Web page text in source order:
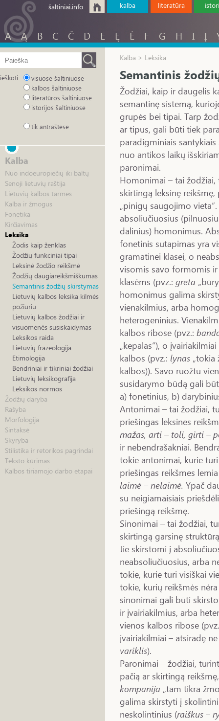
šaltiniai.info kalba literatūra
A Ą B C Č D E Ę Ė F G H I Į
ieškoti
visuose šaltiniuose
kalbos šaltiniuose
literatūros šaltiniuose
istorijos šaltiniuose
tik antraštėse
Kalba
Nuo indoeuropiečių iki baltų
Senoji lietuvių raštija
Lietuvių kalbos tarmės
Kalba ir žmogus
Fonetika
Kirčiavimas
Leksika
Žodis kaip ženklas
Žodžių funkciniai tipai
Leksinė žodžio reikšmė
Žodžių daugiareikšmiškumas
Semantinis žodžių skirstymas
Lietuvių kalbos leksika kilmės
požiūriu
Lietuvių kalbos žodžiai ir
visuomenės susiskaidymas
Leksikos raida
Lietuvių frazeologija
Etimologija
Bendriniai ir tikriniai žodžiai
Lietuvių leksikografija
Leksikos normos
Žodžių daryba
Rašyba
Morfologija
Sintaksė
Skyryba
Stilistika ir retorikos pagrindai
Teksto kūrimas
Kalbos tiriamojo darbo etapai
Kalba > Leksika
Semantinis
Žodžiai, kaip ir daugelis
semantinę sistemą,
grupės bei tipai. Tarp
ar tipus, gali būti tiek
paradigminiais
nuo antikos laikų
paronimai.
Homonimai – tai
skirtingą leksinę
„pinigų saugojimo
absoliučiuosius
dalinius) homonimus.
fonetinis sutapimas yra
gramatinei klasei, o
visomis savo formomis
klasėms (pvz.: greta
homonimus galima
vienakilmius, arba
heterogeninius.
kalbos ribose (pvz.:
„kepalas“), o
kalbos (pvz.: lynas „tokia
kalbos)). Savo ruožtu
susidarymo būdą gali
a) fonetinius, b)
Antonimai – tai žodžiai,
priešingas leksines
mažas, arti – toli, girti –
ir nebendrašakniai.
tokie antonimai, kurie
priešingas reikšmes
laimė – nelaimė. Ypač
su neigiamaisiais
priešingą reikšmę.
Sinonimai – tai žodžiai,
skirtingą garsinę
Jie skirstomi į
neabsoliučiuosius, arba
tokie, kurie turi visiškai
tokie, kurių reikšmės
sinonimai gali būti
ir įvairiakilmius, arba
vienos kalbos ribose
įvairiakilmiai – atsiradę
variklis).
Paronimai – žodžiai,
pačią ar skirtingą
kompanija „tam tikra
galima skirstyti į
neskolintinius (raiškus –